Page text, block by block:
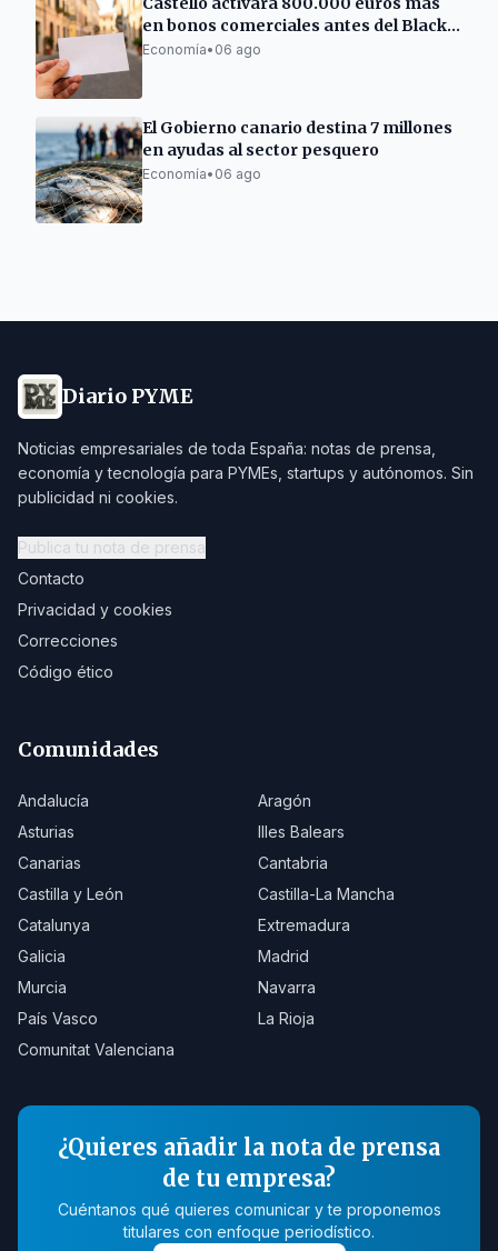
en bonos comerciales antes del Black
Friday
Economía• 06 ago
El Gobierno canario destina 7 millones
en ayudas al sector pesquero
Economía• 06 ago
Diario PYME
Noticias empresariales de toda España: notas de prensa,
economía y tecnología para PYMEs, startups y autónomos. Sin
publicidad ni cookies.
Publica tu nota de prensa
Contacto
Privacidad y cookies
Correcciones
Código ético
Comunidades
Andalucía
Aragón
Asturias
Illes Balears
Canarias
Cantabria
Castilla y León
Castilla-La Mancha
Catalunya
Extremadura
Galicia
Madrid
Murcia
Navarra
País Vasco
La Rioja
Comunitat Valenciana
¿Quieres añadir la nota de prensa
de tu empresa?
Cuéntanos qué quieres comunicar y te proponemos
titulares con enfoque periodístico.